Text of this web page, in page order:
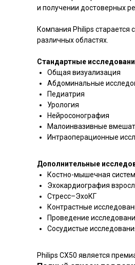
и получении достоверных
Компания Philips старается
различных областях.
Стандартные
Общая визуализация
Абдоминальные
Педиатрия
Урология
Нейросонография
Малоинвазивные
Интраоперационные
Дополнительные
Костно-мышечная
Эхокардиография
Стресс–ЭхоКГ
Контрастные
Проведение
Сосудистые
Philips CX50 является